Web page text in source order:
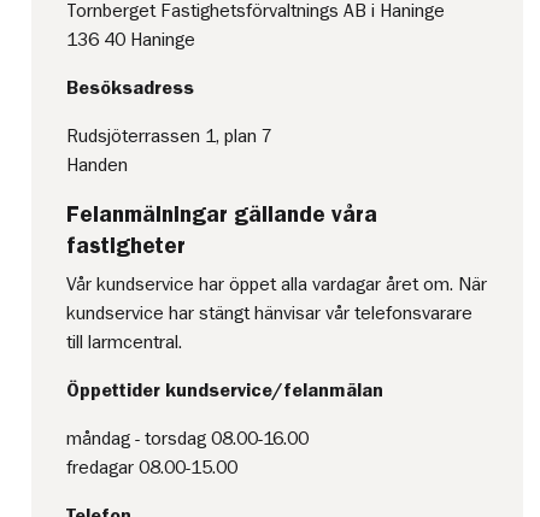
Tornberget Fastighetsförvaltnings AB i Haninge
136 40 Haninge
Besöksadress
Rudsjöterrassen 1, plan 7
Handen
Felanmälningar gällande våra
fastigheter
Vår kundservice har öppet alla vardagar året om. När
kundservice har stängt hänvisar vår telefonsvarare
till larmcentral.
Öppettider kundservice/felanmälan
måndag - torsdag 08.00-16.00
fredagar 08.00-15.00